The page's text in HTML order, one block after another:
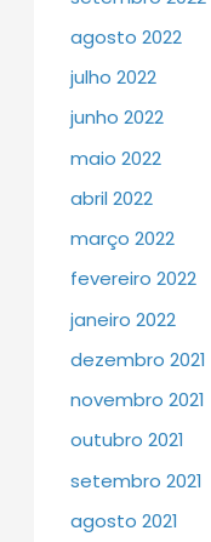
agosto 2022
julho 2022
junho 2022
maio 2022
abril 2022
março 2022
fevereiro 2022
janeiro 2022
dezembro 2021
novembro 2021
outubro 2021
setembro 2021
agosto 2021